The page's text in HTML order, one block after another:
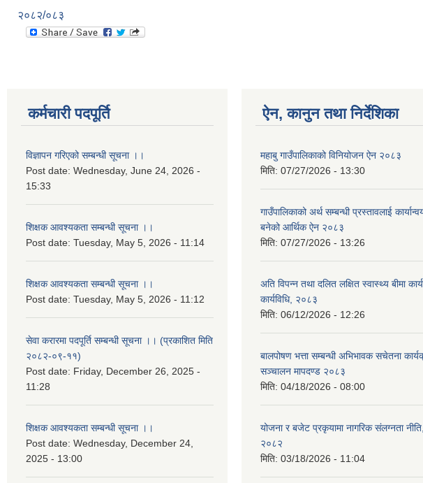
२०८२/०८३
कर्मचारी पदपूर्ति
विज्ञापन गरिएको सम्बन्धी सूचना ।।
Post date: Wednesday, June 24, 2026 -
15:33
शिक्षक आवश्यकता सम्बन्धी सूचना ।।
Post date: Tuesday, May 5, 2026 - 11:14
शिक्षक आवश्यकता सम्बन्धी सूचना ।।
Post date: Tuesday, May 5, 2026 - 11:12
सेवा करारमा पदपूर्ति सम्बन्धी सूचना ।। (प्रकाशित मिति
२०८२-०९-११)
Post date: Friday, December 26, 2025 -
11:28
शिक्षक आवश्यकता सम्बन्धी सूचना ।।
Post date: Wednesday, December 24,
2025 - 13:00
ऐन, कानुन तथा निर्देशिका
महाबु गाउँपालिकाको विनियोजन ऐन २०८३
मिति: 07/27/2026 - 13:30
गाउँपालिकाको अर्थ सम्बन्धी प्रस्तावलाई
बनेको आर्थिक ऐन २०८३
मिति: 07/27/2026 - 13:26
अति विपन्न तथा दलित लक्षित स्वास्थ्य बीमा
कार्यविधि, २०८३
मिति: 06/12/2026 - 12:26
बालपोषण भत्ता सम्बन्धी अभिभावक सचेतना
सञ्चालन मापदण्ड २०८३
मिति: 04/18/2026 - 08:00
योजना र बजेट प्रकृयामा नागरिक संलग्नता नीति,
२०८२
मिति: 03/18/2026 - 11:04